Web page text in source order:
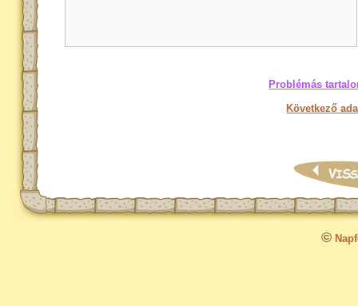
Problémás
Következő
©